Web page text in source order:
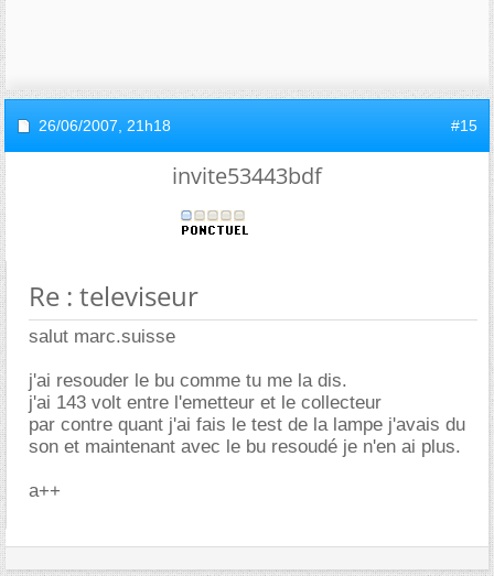
26/06/2007, 21h18 #15
invite53443bdf
Re : televiseur
salut marc.suisse
j'ai resouder le bu comme tu me la dis.
j'ai 143 volt entre l'emetteur et le collecteur
par contre quant j'ai fais le test de la lampe j'avais du
son et maintenant avec le bu resoudé je n'en ai plus.
a++